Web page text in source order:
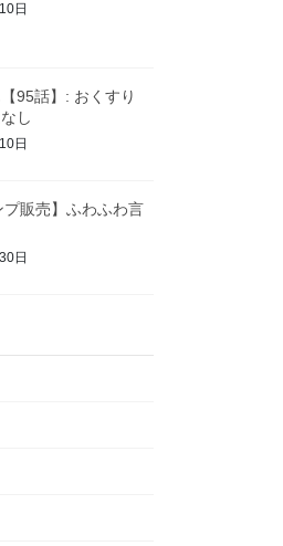
日
95話】: おくすり
し
日
プ販売】ふわふわ言
日